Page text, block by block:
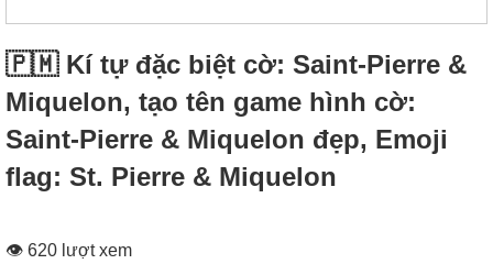
🇵🇲 Kí tự đặc biệt cờ: Saint-Pierre &
Miquelon, tạo tên game hình cờ:
Saint-Pierre & Miquelon đẹp, Emoji
flag: St. Pierre & Miquelon
👁 620 lượt xem